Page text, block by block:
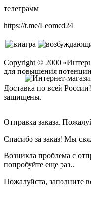
телеграмм
https://t.me/Leomed24
Copyright © 2000
для повышения
Доставка по всей
защищены.
Отправка заказа.
Спасибо за заказ! Мы
Возникла проблема с
попробуйте еще раз..
Пожалуйста, заполните